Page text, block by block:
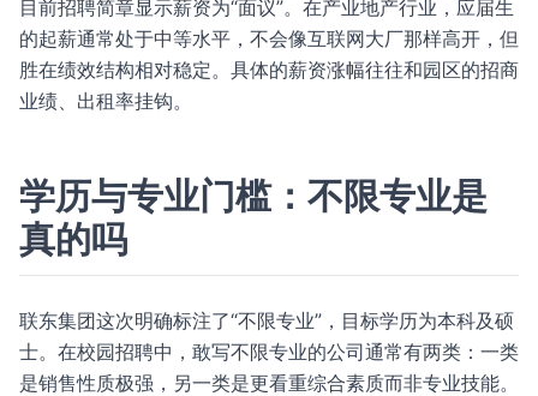
目前招聘简章显示薪资为“面议”。在产业地产行业，应届生
的起薪通常处于中等水平，不会像互联网大厂那样高开，但
胜在绩效结构相对稳定。具体的薪资涨幅往往和园区的招商
业绩、出租率挂钩。
学历与专业门槛：不限专业是
真的吗
联东集团这次明确标注了“不限专业”，目标学历为本科及硕
士。在校园招聘中，敢写不限专业的公司通常有两类：一类
是销售性质极强，另一类是更看重综合素质而非专业技能。